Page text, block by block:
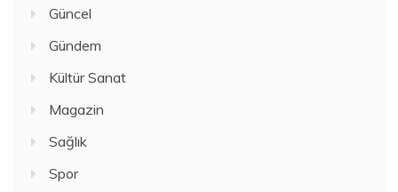
Güncel
Gündem
Kültür Sanat
Magazin
Sağlık
Spor